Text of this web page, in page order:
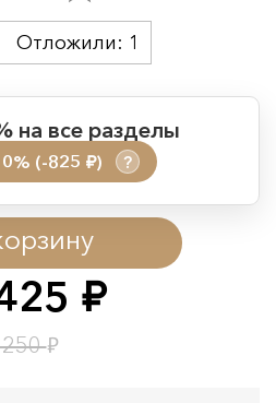
руб.
₽
на все разделы
(-825 руб.) ?
08.08.2026 00:01
09.08.2026 23:59
Отложили: 1